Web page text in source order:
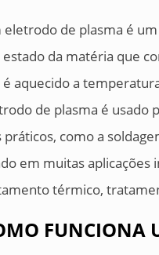
eletrodo de plasma é
da matéria que
é aquecido a
de plasma é usado
práticos, como a
em muitas
térmico,
FUNCIONA